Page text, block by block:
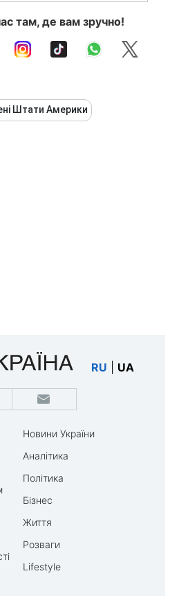
там, де вам зручно!
Штати Америки
RU UA
Новини України
Аналітика
Політика
Бізнес
Життя
Розваги
Lifestyle